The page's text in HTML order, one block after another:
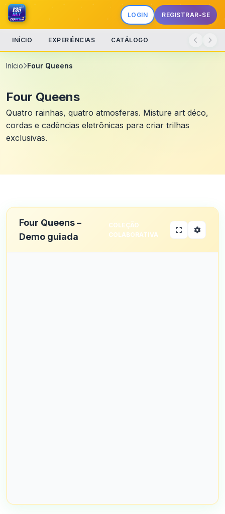
LOGIN REGISTRAR-SE
INÍCIO EXPERIÊNCIAS CATÁLOGO
Início Four Queens
Four Queens
Quatro rainhas, quatro atmosferas. Misture art déco,
cordas e cadências eletrônicas para criar trilhas
exclusivas.
Four Queens –
Demo guiada
COLEÇÃO
COLABORATIVA